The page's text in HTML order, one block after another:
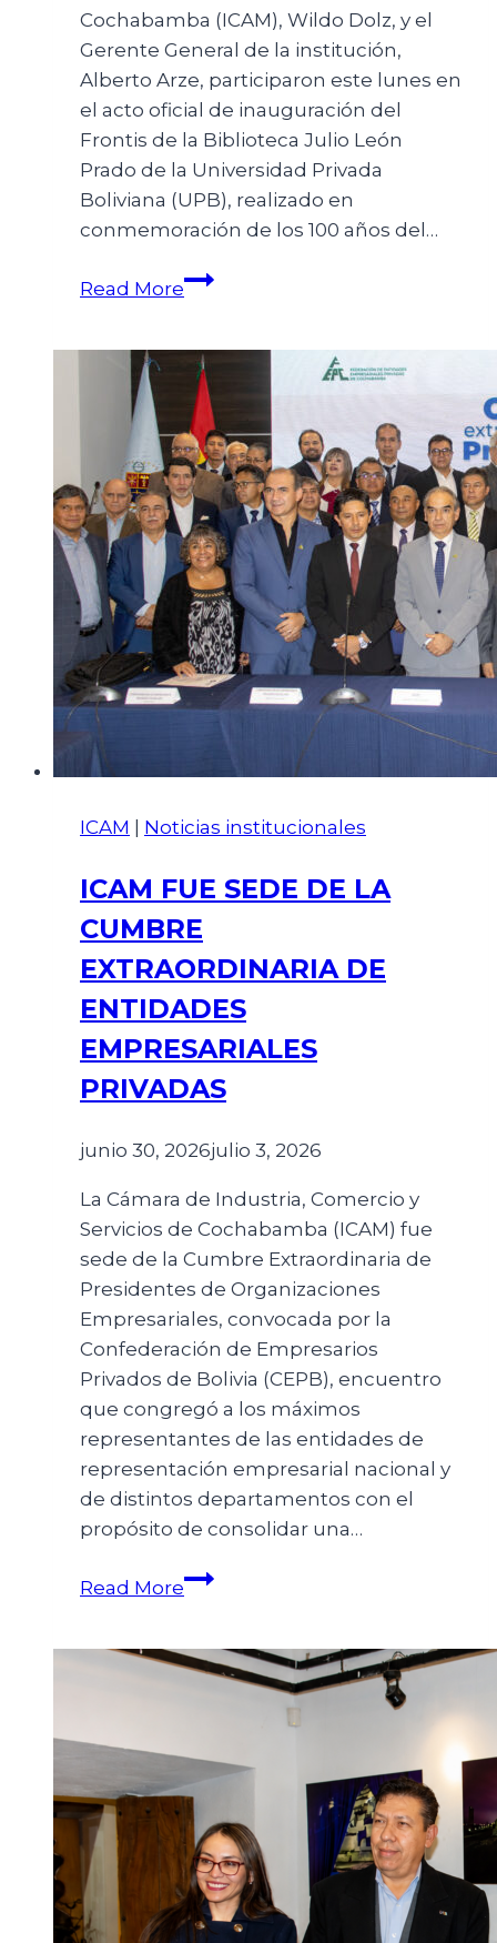
Cochabamba (ICAM), Wildo Dolz, y el
Gerente General de la institución,
Alberto Arze, participaron este lunes en
el acto oficial de inauguración del
Frontis de la Biblioteca Julio León
Prado de la Universidad Privada
Boliviana (UPB), realizado en
conmemoración de los 100 años del…
Read More
ICAM | Noticias institucionales
ICAM FUE SEDE DE LA
CUMBRE
EXTRAORDINARIA DE
ENTIDADES
EMPRESARIALES
PRIVADAS
junio 30, 2026julio 3, 2026
La Cámara de Industria, Comercio y
Servicios de Cochabamba (ICAM) fue
sede de la Cumbre Extraordinaria de
Presidentes de Organizaciones
Empresariales, convocada por la
Confederación de Empresarios
Privados de Bolivia (CEPB), encuentro
que congregó a los máximos
representantes de las entidades de
representación empresarial nacional y
de distintos departamentos con el
propósito de consolidar una…
Read More